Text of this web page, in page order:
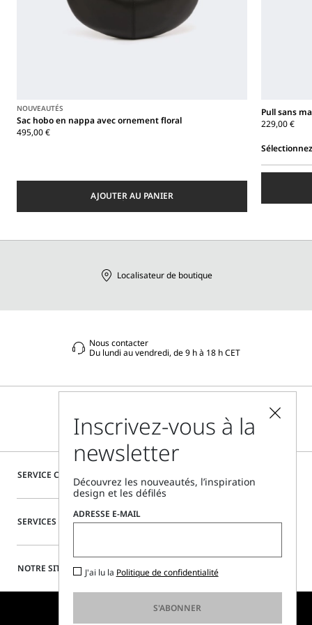
NOUVEAUTÉS
Sac hobo en nappa avec ornement floral
495,00 €
AJOUTER AU PANIER
Pull sans
229,00 €
SERVICE CLIENTÈLE
SERVICES SPÉCIAUX
NOTRE SITE
Localisateur de boutique
Nous contacter
Du lundi au vendredi, de 9 h à 18 h CET
Inscrivez-vous à la
newsletter
Découvrez les nouveautés, l’inspiration
design et les défilés
ADRESSE E-MAIL
J'ai lu la Politique de confidentialité
S'ABONNER